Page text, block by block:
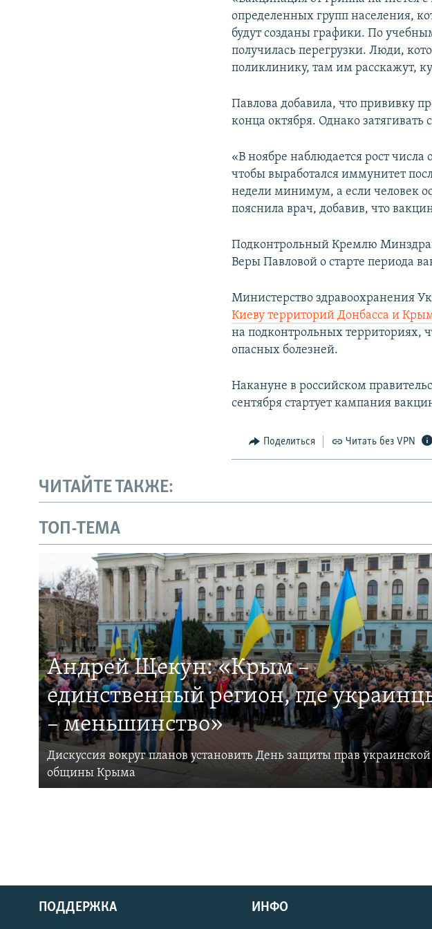
определенных групп населения,
будут созданы графики. По
получилась перегрузки. Люди,
поликлинику, там им расскажут,
Павлова добавила, что прививку
конца октября. Однако
«В ноябре наблюдается рост
чтобы выработался иммунитет
недели минимум, а если человек
пояснила врач, добавив, что
Подконтрольный Кремлю
Веры Павловой о старте периода
Министерство здравоохранения
Киеву территорий Донбасса и
на подконтрольных территориях,
опасных болезней.
Накануне в российском
сентября стартует кампания
Поделиться Читать без VPN
ЧИТАЙТЕ ТАКЖЕ:
ТОП-ТЕМА
Андрей Щекун: «Крым –
единственный регион, где
– меньшинство»
Дискуссия вокруг планов установить День защиты прав украинской
общины Крыма
ПОДДЕРЖКА ИНФО